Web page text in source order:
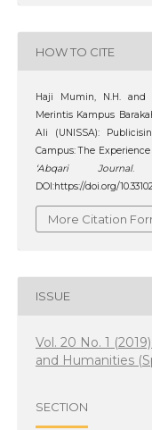
HOW TO CITE
Haji Mumin, N.H. and
Merintis Kampus
Ali (UNISSA):
Campus: The
‘Abqari Journal.
DOI:https://doi.org/
More Citation
ISSUE
Vol. 20 No. 1
and Humanities
SECTION